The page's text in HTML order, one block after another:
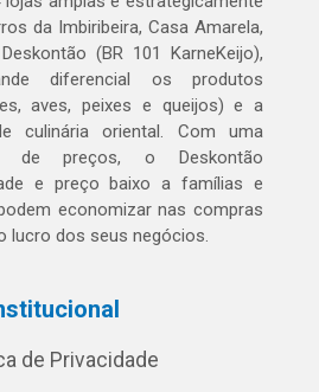
da Imbiribeira, Casa Amarela,
(BR 101 KarneKeijo),
diferencial os produtos
aves, peixes e queijos) e a
culinária oriental. Com uma
de preços, o Deskontão
e preço baixo a famílias e
economizar nas compras
lucro dos seus negócios.
de Privacidade